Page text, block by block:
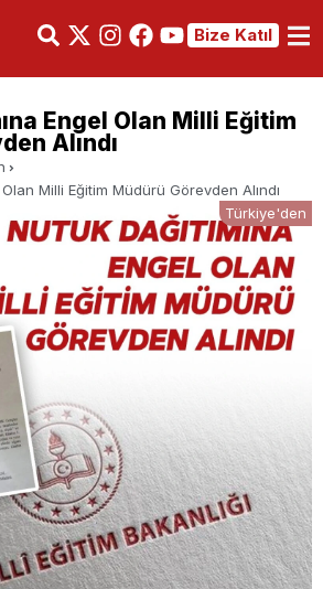
Bize Katıl
Engel Olan Milli Eğitim
Alındı
Olan Milli Eğitim Müdürü Görevden Alındı
Türkiye'den